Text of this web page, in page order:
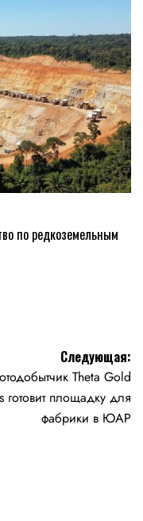
по редкоземельным
Следующая:
Theta Gold
готовит площадку для
фабрики в ЮАР